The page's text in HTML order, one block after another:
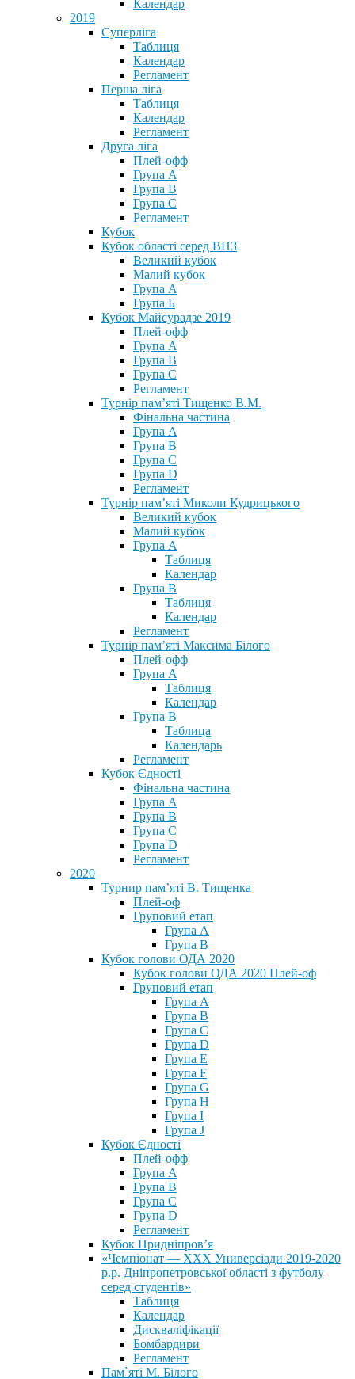
Календар
2019
Суперліга
Таблиця
Календар
Регламент
Перша ліга
Таблиця
Календар
Регламент
Друга ліга
Плей-офф
Група А
Група В
Група С
Регламент
Кубок
Кубок області серед ВНЗ
Великий кубок
Малий кубок
Група А
Група Б
Кубок Майсурадзе 2019
Плей-офф
Група А
Група В
Група С
Регламент
Турнір пам’яті Тищенко В.М.
Фінальна частина
Група А
Група В
Група С
Група D
Регламент
Турнір пам’яті Миколи Кудрицького
Великий кубок
Малий кубок
Група А
Таблиця
Календар
Група В
Таблиця
Календар
Регламент
Турнір пам’яті Максима Білого
Плей-офф
Група А
Таблиця
Календар
Група В
Таблица
Календарь
Регламент
Кубок Єдності
Фінальна частина
Група А
Група В
Група С
Група D
Регламент
2020
Турнир пам’яті В. Тищенка
Плей-оф
Груповий етап
Група А
Група В
Кубок голови ОДА 2020
Кубок голови ОДА 2020 Плей-оф
Груповий етап
Група A
Група B
Група C
Група D
Група E
Група F
Група G
Група H
Група I
Група J
Кубок Єдності
Плей-офф
Група А
Група В
Група С
Група D
Регламент
Кубок Придніпров’я
«Чемпіонат — ХХХ Универсіади 2019-2020
р.р. Дніпропетровської області з футболу
серед студентів»
Таблиця
Календар
Дискваліфікації
Бомбардири
Регламент
Пам`яті М. Білого